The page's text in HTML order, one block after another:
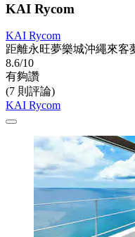
KAI Rycom
KAI Rycom
距離永旺夢樂城沖繩來客
8.6/10
有夠讚
(7 則評論)
KAI Rycom